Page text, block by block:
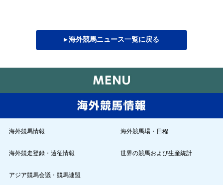
▸ 海外競馬ニュース一覧に戻る
海外競馬情報 海外競馬場・日程
海外競走登録・遠征情報 世界の競馬および生産統計
アジア競馬会議・競馬連盟